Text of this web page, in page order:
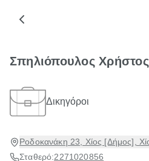
Σπηλιόπουλος
Δικηγόροι
Ροδοκανάκη 23, Χίος [Δήμος],
Σταθερό:2271020856